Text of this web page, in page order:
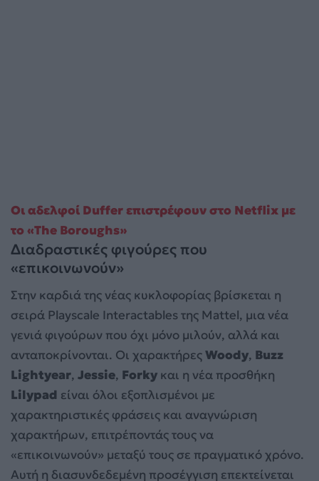
Οι αδελφοί Duffer επιστρέφουν στο Netflix με
το «The Boroughs»
Διαδραστικές φιγούρες που
«επικοινωνούν»
Στην καρδιά της νέας κυκλοφορίας βρίσκεται η
σειρά Playscale Interactables της Mattel, μια νέα
γενιά φιγούρων που όχι μόνο μιλούν, αλλά και
ανταποκρίνονται. Οι χαρακτήρεςWoody, Buzz
Lightyear, Jessie, Forky και η νέα προσθήκη
Lilypad είναι όλοι εξοπλισμένοι με
χαρακτηριστικές φράσεις και αναγνώριση
χαρακτήρων, επιτρέποντάς τους να
«επικοινωνούν» μεταξύ τους σε πραγματικό χρόνο.
Αυτή η διασυνδεδεμένη προσέγγιση επεκτείνεται